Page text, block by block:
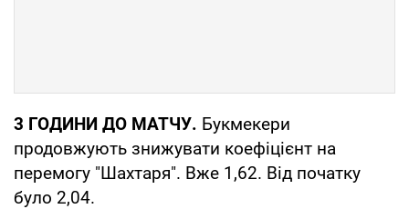
3 ГОДИНИ ДО МАТЧУ. Букмекери
продовжують знижувати коефіцієнт на
перемогу "Шахтаря". Вже 1,62. Від початку
було 2,04.